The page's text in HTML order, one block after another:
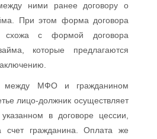
ними ранее договору о
При этом форма договора
схожа с формой договора
которые предлагаются
между МФО и гражданином
лицо-должник осуществляет
в договоре цессии,
счет гражданина. Оплата же